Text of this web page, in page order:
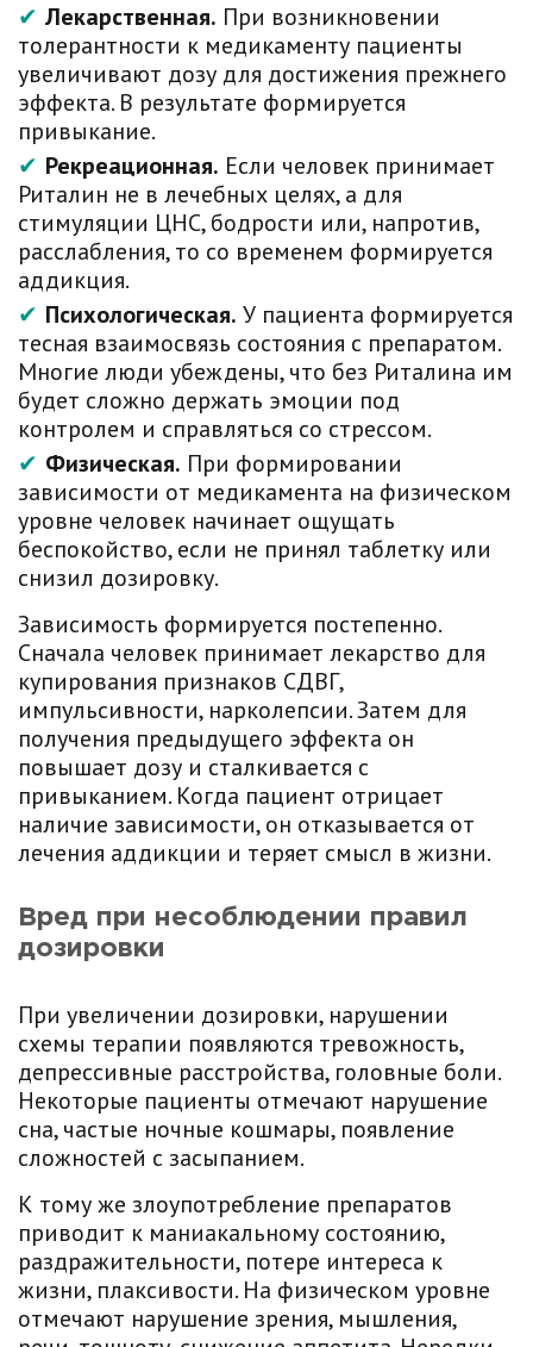
Лекарственная. При возникновении
толерантности к медикаменту пациенты
увеличивают дозу для достижения прежнего
эффекта. В результате формируется
привыкание.
Рекреационная. Если человек принимает
Риталин не в лечебных целях, а для
стимуляции ЦНС, бодрости или, напротив,
расслабления, то со временем формируется
аддикция.
Психологическая. У пациента формируется
тесная взаимосвязь состояния с препаратом.
Многие люди убеждены, что без Риталина им
будет сложно держать эмоции под
контролем и справляться со стрессом.
Физическая. При формировании
зависимости от медикамента на физическом
уровне человек начинает ощущать
беспокойство, если не принял таблетку или
снизил дозировку.
Зависимость формируется постепенно.
Сначала человек принимает лекарство для
купирования признаков СДВГ,
импульсивности, нарколепсии. Затем для
получения предыдущего эффекта он
повышает дозу и сталкивается с
привыканием. Когда пациент отрицает
наличие зависимости, он отказывается от
лечения аддикции и теряет смысл в жизни.
Вред при несоблюдении правил
дозировки
При увеличении дозировки, нарушении
схемы терапии появляются тревожность,
депрессивные расстройства, головные боли.
Некоторые пациенты отмечают нарушение
сна, частые ночные кошмары, появление
сложностей с засыпанием.
К тому же злоупотребление препаратов
приводит к маниакальному состоянию,
раздражительности, потере интереса к
жизни, плаксивости. На физическом уровне
отмечают нарушение зрения, мышления,